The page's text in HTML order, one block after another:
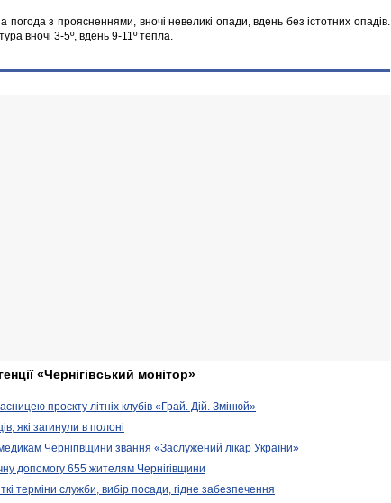
погода з проясненнями, вночі невеликі опади, вдень без істотних опадів.
вночі 3-5º, вдень 9-11º тепла.
«Чернігівський монітор»
проєкту літніх клубів «Грай. Дій. Змінюй»
які загинули в полоні
Чернігівщини звання «Заслужений лікар України»
допомогу 655 жителям Чернігівщини
терміни служби, вибір посади, гідне забезпечення